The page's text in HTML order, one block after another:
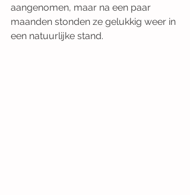
aangenomen, maar na een paar
maanden stonden ze gelukkig weer in
een natuurlijke stand.